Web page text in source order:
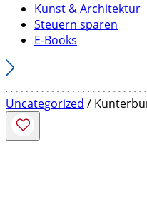
Kunst & Architektur
Steuern sparen
E-Books
Uncategorized /